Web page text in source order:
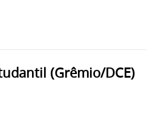
(Grêmio/DCE)